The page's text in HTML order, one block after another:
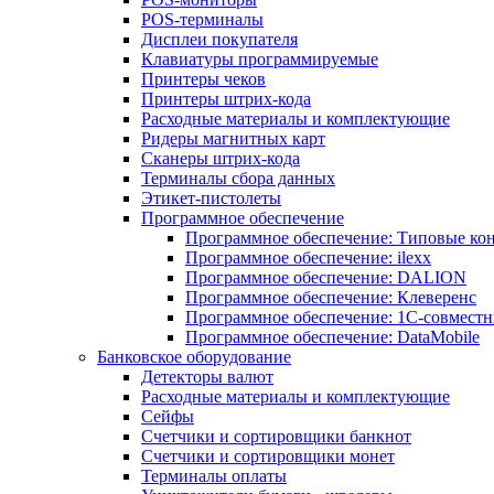
POS-терминалы
Дисплеи покупателя
Клавиатуры программируемые
Принтеры чеков
Принтеры штрих-кода
Расходные материалы и комплектующие
Ридеры магнитных карт
Сканеры штрих-кода
Терминалы сбора данных
Этикет-пистолеты
Программное обеспечение
Программное обеспечение: Типовые
Программное обеспечение: ilexx
Программное обеспечение: DALION
Программное обеспечение: Клеверенс
Программное обеспечение: 1С-
Программное обеспечение: DataMobile
Банковское оборудование
Детекторы валют
Расходные материалы и комплектующие
Сейфы
Счетчики и сортировщики банкнот
Счетчики и сортировщики монет
Терминалы оплаты